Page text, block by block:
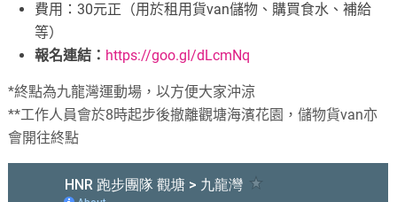
費用：30元正（用於租用貨van儲物、購買食水、補給
等）
報名連結： https://goo.gl/dLcmNq
*終點為九龍灣運動場，以方便大家沖涼
**工作人員會於8時起步後撤離觀塘海濱花園，儲物貨van亦
會開往終點